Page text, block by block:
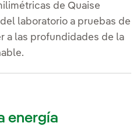
de Quaise
laboratorio a pruebas de
a las profundidades de la
energía